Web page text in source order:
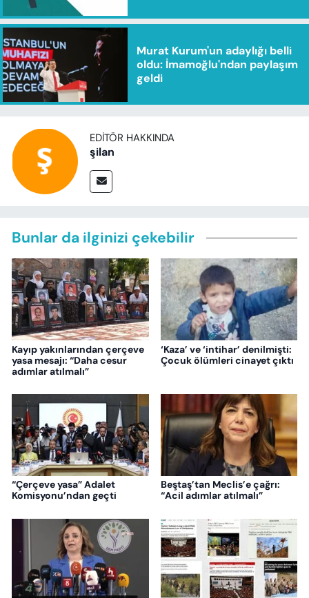
Murat Kurum'un adaylığı belli
oldu: İmamoğlu'ndan paylaşım
geldi
EDITÖR HAKKINDA
şilan
Bunlar da ilginizi çekebilir
Kayıp yakınlarından çerçeve
yasa mesajı: “Daha cesur
adımlar atılmalı”
‘Kaza’ ve ‘intihar’ denilmişti:
Çocuk ölümleri cinayet çıktı
“Çerçeve yasa” Adalet
Komisyonu’ndan geçti
Beştaş’tan Meclis’e çağrı:
“Acil adımlar atılmalı”